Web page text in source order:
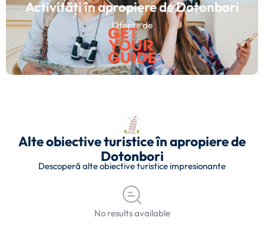
Activități în apropiere de Dotonbori
Oferite de
Alte obiective turistice în apropiere de
Dotonbori
Descoperă alte obiective turistice impresionante
No results available